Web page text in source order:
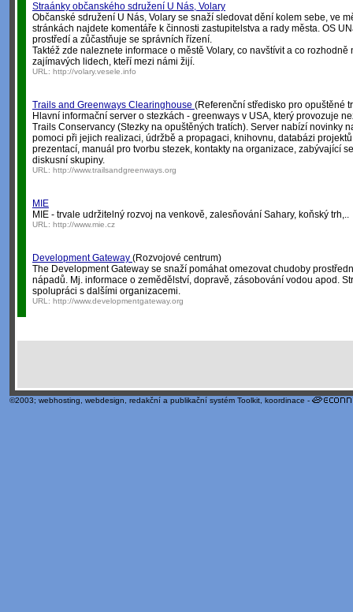
Straánky občanského sdružení U Nás, Volary
Občanské sdružení U Nás, Volary se snaží sledovat dění kolem sebe, ve
stránkách najdete komentáře k činnosti zastupitelstva a rady města. OS
prostředí a zůčastňuje se správních řízení.
Taktéž zde naleznete informace o městě Volary, co navštívit a co
zajímavých lidech, kteří mezi námi žijí.
URL: http://volary.vesele.info
Trails and Greenways Clearinghouse (Referenční středisko pro opuštěné
Hlavní informační server o stezkách - greenways v USA, který provozuje
Trails Conservancy (Stezky na opuštěných tratích). Server nabízí novinky
pomoci při jejich realizaci, údržbě a propagaci, knihovnu, databázi
prezentací, manuál pro tvorbu stezek, kontakty na organizace, zabývající
diskusní skupiny.
URL: http://www.trailsandgreenways.org
MIE
MIE - trvale udržitelný rozvoj na venkově, zalesňování Sahary, koňský trh,..
URL: http://www.mie.cz
Development Gateway (Rozvojové centrum)
The Development Gateway se snaží pomáhat omezovat chudoby
nápadů. Mj. informace o zemědělství, dopravě, zásobování vodou apod.
spolupráci s dalšími organizacemi.
URL: http://www.developmentgateway.org
©2003; webhosting webdesign redakční a publikační systém Toolkit , koordinace -